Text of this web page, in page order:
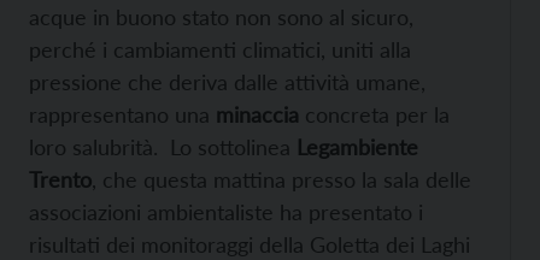
acque in buono stato non sono al sicuro,
perché i cambiamenti climatici, uniti alla
pressione che deriva dalle attività umane,
rappresentano una minaccia concreta per la
loro salubrità. Lo sottolinea Legambiente
Trento , che questa mattina presso la sala delle
associazioni ambientaliste ha presentato i
risultati dei monitoraggi della Goletta dei Laghi